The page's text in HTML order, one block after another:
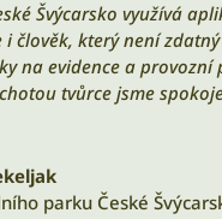
Švýcarsko využívá
i člověk, který není
na evidence a
tvůrce jsme
parku České